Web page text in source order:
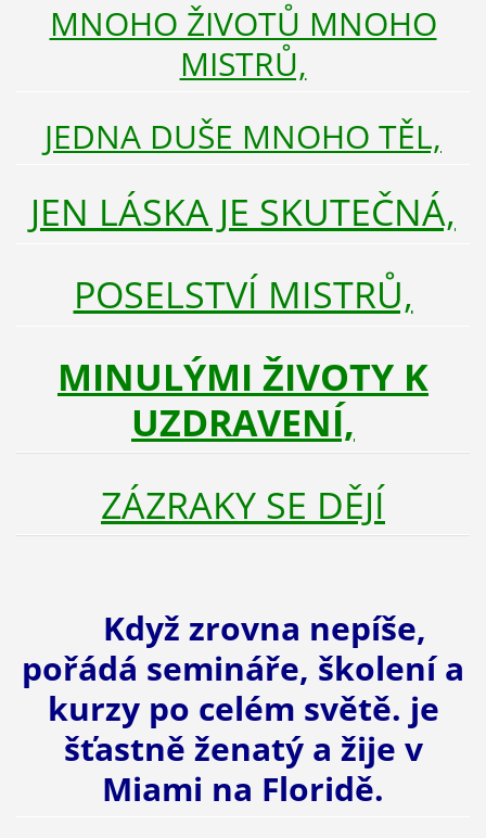
MNOHO ŽIVOTŮ MNOHO
MISTRŮ,
JEDNA DUŠE MNOHO TĚL,
JEN LÁSKA JE SKUTEČNÁ,
POSELSTVÍ MISTRŮ,
MINULÝMI ŽIVOTY K
UZDRAVENÍ,
ZÁZRAKY SE DĚJÍ
Když zrovna nepíše,
pořádá semináře, školení a
kurzy po celém světě. je
šťastně ženatý a žije v
Miami na Floridě.